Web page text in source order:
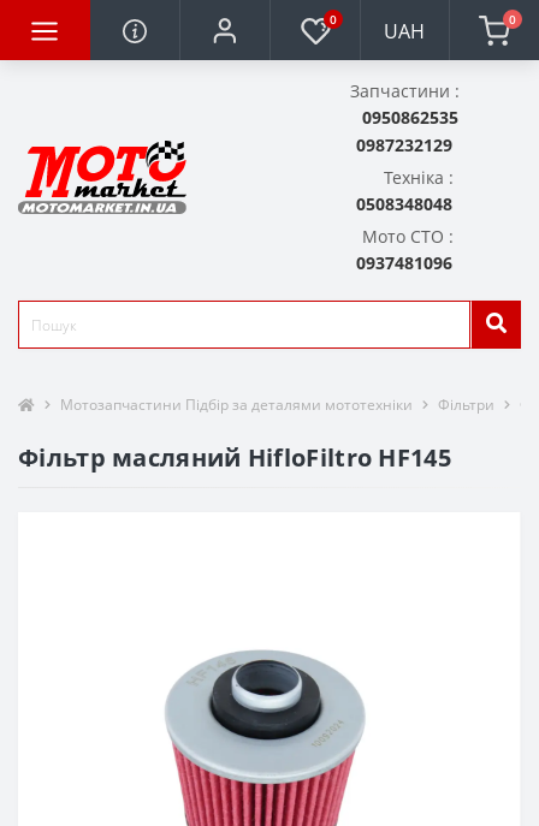
0 UAH 0
Запчастини :
0950862535
0987232129
Техніка :
0508348048
Мото СТО :
0937481096
Мотозапчастини Підбір за деталями мототехніки Фільтри
Фільтр масляний HifloFiltro HF145